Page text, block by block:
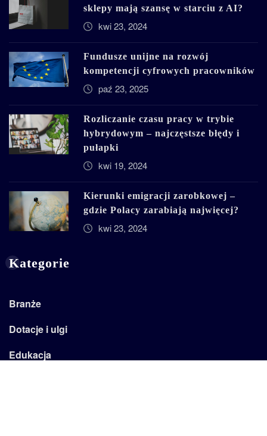
sklepy mają szansę w starciu z AI?
kwi 23, 2024
Fundusze unijne na rozwój
kompetencji cyfrowych pracowników
paź 23, 2025
Rozliczanie czasu pracy w trybie
hybrydowym – najczęstsze błędy i
pułapki
kwi 19, 2024
Kierunki emigracji zarobkowej –
gdzie Polacy zarabiają najwięcej?
kwi 23, 2024
Kategorie
Branże
Dotacje i ulgi
Edukacja